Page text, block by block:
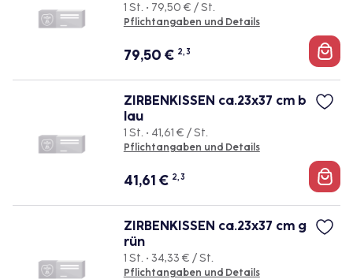
1 St. • 79,50 € / St.
Pflichtangaben und Details
79,50 € 2, 3
ZIRBENKISSEN ca.23x37 cm b
lau
1 St. • 41,61 € / St.
Pflichtangaben und Details
41,61 € 2, 3
ZIRBENKISSEN ca.23x37 cm g
rün
1 St. • 34,33 € / St.
Pflichtangaben und Details